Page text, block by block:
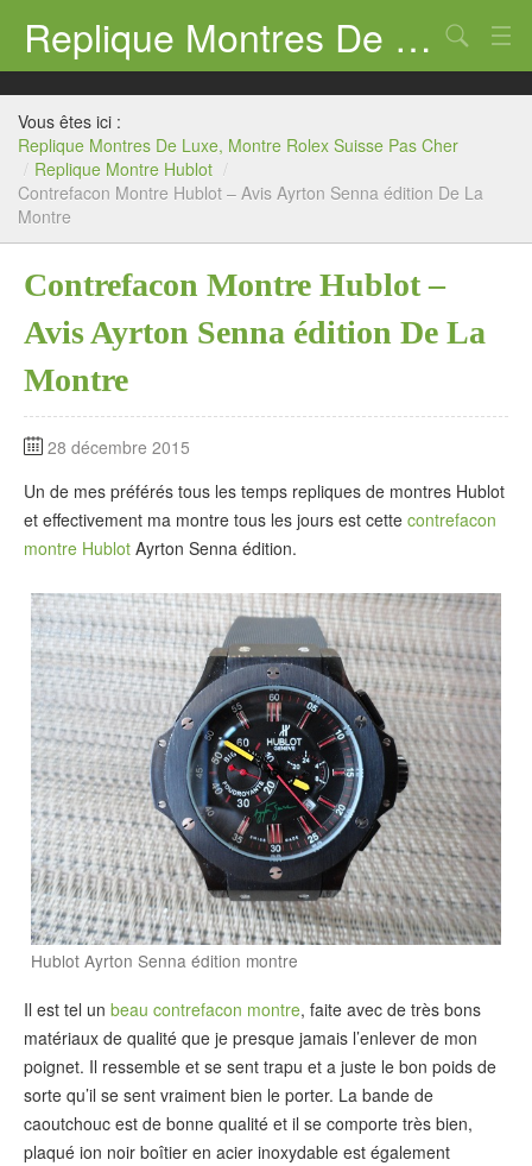
Replique Montres De Luxe, Montre Rolex Suisse Pas Cher
Replique Montre Rolex
Replique Montre Panerai
Replique Montre Breitling
Replique Montre Tag Heuer
Replique Montre Hublot
Replique Montre Omega
Chercher
Vous êtes ici :
Replique Montres De Luxe, Montre Rolex Suisse Pas Cher
/ Replique Montre Hublot /
Contrefacon Montre Hublot – Avis Ayrton Senna édition De La
Montre
Contrefacon Montre Hublot –
Avis Ayrton Senna édition De La
Montre
28 décembre 2015
Un de mes préférés tous les temps repliques de montres Hublot
et effectivement ma montre tous les jours est cette contrefacon
montre Hublot Ayrton Senna édition.
Hublot Ayrton Senna édition montre
Il est tel un beau contrefacon montre, faite avec de très bons
matériaux de qualité que je presque jamais l’enlever de mon
poignet. Il ressemble et se sent trapu et a juste le bon poids de
sorte qu’il se sent vraiment bien le porter. La bande de
caoutchouc est de bonne qualité et il se comporte très bien,
plaqué ion noir boîtier en acier inoxydable est également